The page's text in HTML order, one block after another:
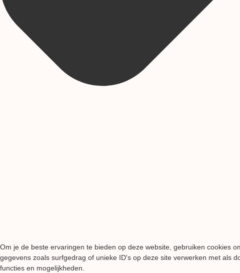
Om je de beste ervaringen te bieden op deze website, gebruiken cookies
gegevens zoals surfgedrag of unieke ID's op deze site verwerken met als
functies en mogelijkheden.